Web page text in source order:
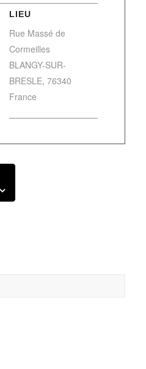
LIEU
Rue Massé de
Cormeilles
BLANGY-SUR-
BRESLE, 76340
France